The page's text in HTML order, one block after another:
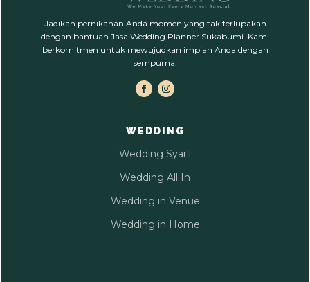
Jadikan pernikahan Anda momen yang tak terlupakan
dengan bantuan Jasa Wedding Planner Sukabumi. Kami
berkomitmen untuk mewujudkan impian Anda dengan
sempurna.
WEDDING
Wedding Syar'i
Wedding All In
Wedding in Venue
Wedding in Home